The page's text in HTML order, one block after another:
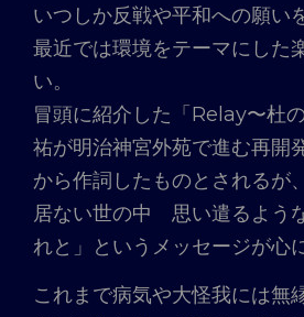
いつしか反戦や平和への願い
最近では環境をテーマにした
い。
冒頭に紹介した「Relay〜杜
祐が明治神宮外苑で進む再開
から作詞したものとされるが
居ない世の中 思い遣るよう
れと」というメッセージが心
これまで病気や大怪我には無